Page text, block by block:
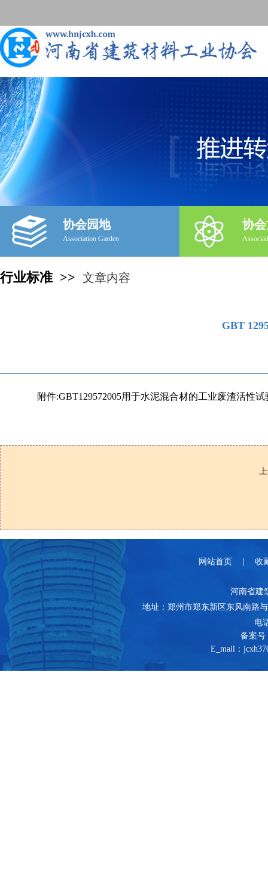
协会园地
Association Garden
协
行业标准 >> 文章内容
GBT
附件:GBT129572005用于水泥混合材的工业废渣活性试